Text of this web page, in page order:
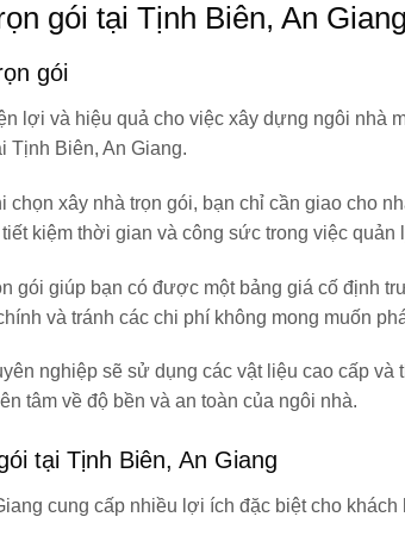
gói tại Tịnh Biên, An Giang
gói
lợi và hiệu quả cho việc xây dựng ngôi nhà
Tịnh Biên, An Giang.
chọn xây nhà trọn gói, bạn chỉ cần giao cho
kiệm thời gian và công sức trong việc quản
gói giúp bạn có được một bảng giá cố định
và tránh các chi phí không mong muốn
nghiệp sẽ sử dụng các vật liệu cao cấp và
tâm về độ bền và an toàn của ngôi nhà.
tại Tịnh Biên, An Giang
cung cấp nhiều lợi ích đặc biệt cho khách